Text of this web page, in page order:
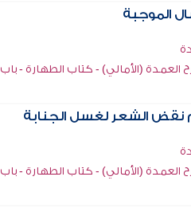
الموجبة
(الأمالي) - كتاب الطهارة - باب
الشعر لغسل الجنابة
(الأمالي) - كتاب الطهارة - باب